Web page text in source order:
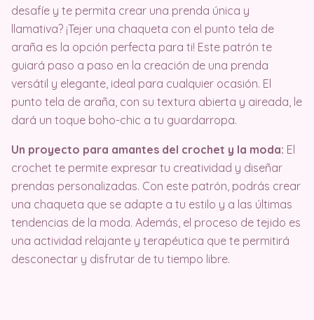
desafíe y te permita crear una prenda única y
llamativa? ¡Tejer una chaqueta con el punto tela de
araña es la opción perfecta para ti! Este patrón te
guiará paso a paso en la creación de una prenda
versátil y elegante, ideal para cualquier ocasión. El
punto tela de araña, con su textura abierta y aireada, le
dará un toque boho-chic a tu guardarropa.
Un proyecto para amantes del crochet y la moda: El
crochet te permite expresar tu creatividad y diseñar
prendas personalizadas. Con este patrón, podrás crear
una chaqueta que se adapte a tu estilo y a las últimas
tendencias de la moda. Además, el proceso de tejido es
una actividad relajante y terapéutica que te permitirá
desconectar y disfrutar de tu tiempo libre.